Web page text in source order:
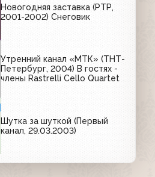
Новогодняя заставка (РТР,
2001-2002) Снеговик
Утренний канал «МТК» (ТНТ-
Петербург, 2004) В гостях -
члены Rastrelli Cello Quartet
Шутка за шуткой (Первый
канал, 29.03.2003)